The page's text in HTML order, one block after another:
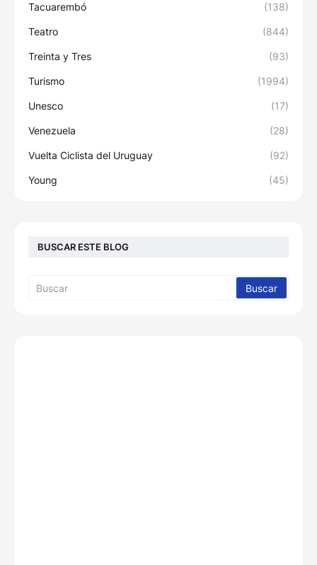
Tacuarembó (138)
Teatro (844)
Treinta y Tres (93)
Turismo (1994)
Unesco (17)
Venezuela (28)
Vuelta Ciclista del Uruguay (92)
Young (45)
BUSCAR ESTE BLOG